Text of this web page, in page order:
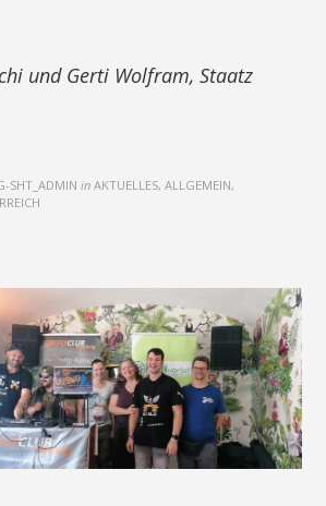
und Gerti Wolfram, Staatz
SHT_ADMIN in AKTUELLES, ALLGEMEIN,